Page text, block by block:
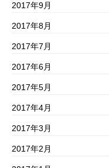
2017年9月
2017年8月
2017年7月
2017年6月
2017年5月
2017年4月
2017年3月
2017年2月